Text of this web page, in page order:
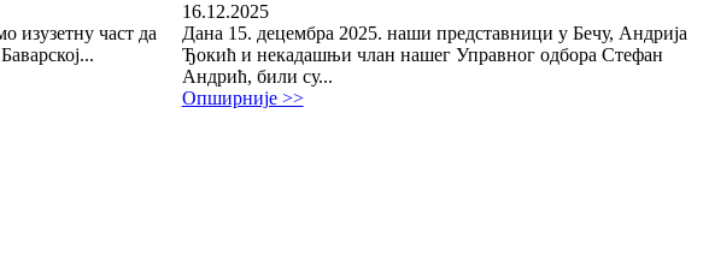
изузетну част да
16.12.2025
Дана 15. децембра 2025. наши представници у Бечу, Андрија
Ђокић и некадашњи члан нашег Управног одбора Стефан
Андрић, били су...
Опширније >>